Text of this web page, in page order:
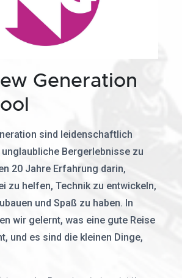
Generation
sind leidenschaftlich
Bergerlebnisse zu
20 Jahre Erfahrung darin,
zu helfen, Technik zu entwickeln,
und Spaß zu haben. In
wir gelernt, was eine gute Reise
und es sind die kleinen Dinge,